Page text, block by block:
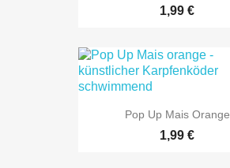
1,99 €
Pop Up Mais Orange
1,99 €